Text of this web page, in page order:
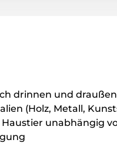
drinnen und
(Holz, Metall,
unabhängig